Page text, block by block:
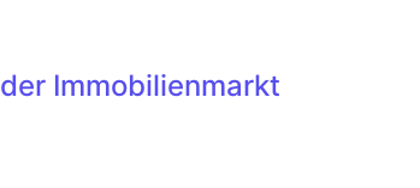
Immobilienmarkt